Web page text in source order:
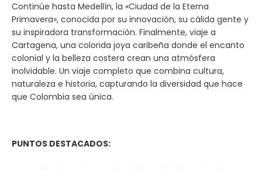
Continúe hasta Medellín, la «Ciudad de la Eterna
Primavera», conocida por su innovación, su cálida gente y
su inspiradora transformación. Finalmente, viaje a
Cartagena, una colorida joya caribeña donde el encanto
colonial y la belleza costera crean una atmósfera
inolvidable. Un viaje completo que combina cultura,
naturaleza e historia, capturando la diversidad que hace
que Colombia sea única.
PUNTOS DESTACADOS: